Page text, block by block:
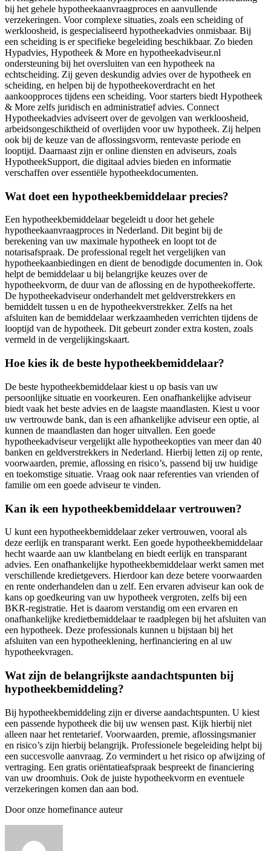
bij het gehele hypotheekaanvraagproces en aanvullende
verzekeringen. Voor complexe situaties, zoals een scheiding of
werkloosheid, is gespecialiseerd hypotheekadvies onmisbaar. Bij
een scheiding is er specifieke begeleiding beschikbaar. Zo bieden
Hypadvies, Hypotheek & More en hypotheekadviseur.nl
ondersteuning bij het oversluiten van een hypotheek na
echtscheiding. Zij geven deskundig advies over de hypotheek en
scheiding, en helpen bij de hypotheekoverdracht en het
aankoopproces tijdens een scheiding. Voor starters biedt Hypotheek
& More zelfs juridisch en administratief advies. Connect
Hypotheekadvies adviseert over de gevolgen van werkloosheid,
arbeidsongeschiktheid of overlijden voor uw hypotheek. Zij helpen
ook bij de keuze van de aflossingsvorm, rentevaste periode en
looptijd. Daarnaast zijn er online diensten en adviseurs, zoals
HypotheekSupport, die digitaal advies bieden en informatie
verschaffen over essentiële hypotheekdocumenten.
Wat doet een hypotheekbemiddelaar precies?
Een hypotheekbemiddelaar begeleidt u door het gehele
hypotheekaanvraagproces in Nederland. Dit begint bij de
berekening van uw maximale hypotheek en loopt tot de
notarisafspraak. De professional regelt het vergelijken van
hypotheekaanbiedingen en dient de benodigde documenten in. Ook
helpt de bemiddelaar u bij belangrijke keuzes over de
hypotheekvorm, de duur van de aflossing en de hypotheekofferte.
De hypotheekadviseur onderhandelt met geldverstrekkers en
bemiddelt tussen u en de hypotheekverstrekker. Zelfs na het
afsluiten kan de bemiddelaar werkzaamheden verrichten tijdens de
looptijd van de hypotheek. Dit gebeurt zonder extra kosten, zoals
vermeld in de vergelijkingskaart.
Hoe kies ik de beste hypotheekbemiddelaar?
De beste hypotheekbemiddelaar kiest u op basis van uw
persoonlijke situatie en voorkeuren. Een onafhankelijke adviseur
biedt vaak het beste advies en de laagste maandlasten. Kiest u voor
uw vertrouwde bank, dan is een afhankelijke adviseur een optie, al
kunnen de maandlasten dan hoger uitvallen. Een goede
hypotheekadviseur vergelijkt alle hypotheekopties van meer dan 40
banken en geldverstrekkers in Nederland. Hierbij letten zij op rente,
voorwaarden, premie, aflossing en risico’s, passend bij uw huidige
en toekomstige situatie. Vraag ook naar referenties van vrienden of
familie om een goede adviseur te vinden.
Kan ik een hypotheekbemiddelaar vertrouwen?
U kunt een hypotheekbemiddelaar zeker vertrouwen, vooral als
deze eerlijk en transparant werkt. Een goede hypotheekbemiddelaar
hecht waarde aan uw klantbelang en biedt eerlijk en transparant
advies. Een onafhankelijke hypotheekbemiddelaar werkt samen met
verschillende kredietgevers. Hierdoor kan deze betere voorwaarden
en rente onderhandelen dan u zelf. Een ervaren adviseur kan ook de
kans op goedkeuring van uw hypotheek vergroten, zelfs bij een
BKR-registratie. Het is daarom verstandig om een ervaren en
onafhankelijke kredietbemiddelaar te raadplegen bij het afsluiten van
een hypotheek. Deze professionals kunnen u bijstaan bij het
afsluiten van een hypotheeklening, herfinanciering en al uw
hypotheekvragen.
Wat zijn de belangrijkste aandachtspunten bij
hypotheekbemiddeling?
Bij hypotheekbemiddeling zijn er diverse aandachtspunten. U kiest
een passende hypotheek die bij uw wensen past. Kijk hierbij niet
alleen naar het rentetarief. Voorwaarden, premie, aflossingsmanier
en risico’s zijn hierbij belangrijk. Professionele begeleiding helpt bij
een succesvolle aanvraag. Zo vermindert u het risico op afwijzing of
vertraging. Een gratis oriëntatieafspraak bespreekt de financiering
van uw droomhuis. Ook de juiste hypotheekvorm en eventuele
verzekeringen komen dan aan bod.
Door onze homefinance auteur